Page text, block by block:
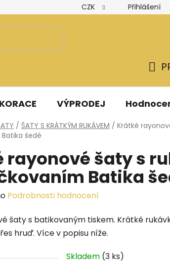
Hodnocení obchodu
CZK Přihlášení
VÝPRODEJ
/ ŠATY S KRÁTKÝM RUKÁVEM / Krátké
šedé
rayonové šaty s
Batika
Podrobnosti hodnocení
šaty s batikovaným tiskem. Krátké
hruď. Více v popisu níže.
Skladem (3 ks)